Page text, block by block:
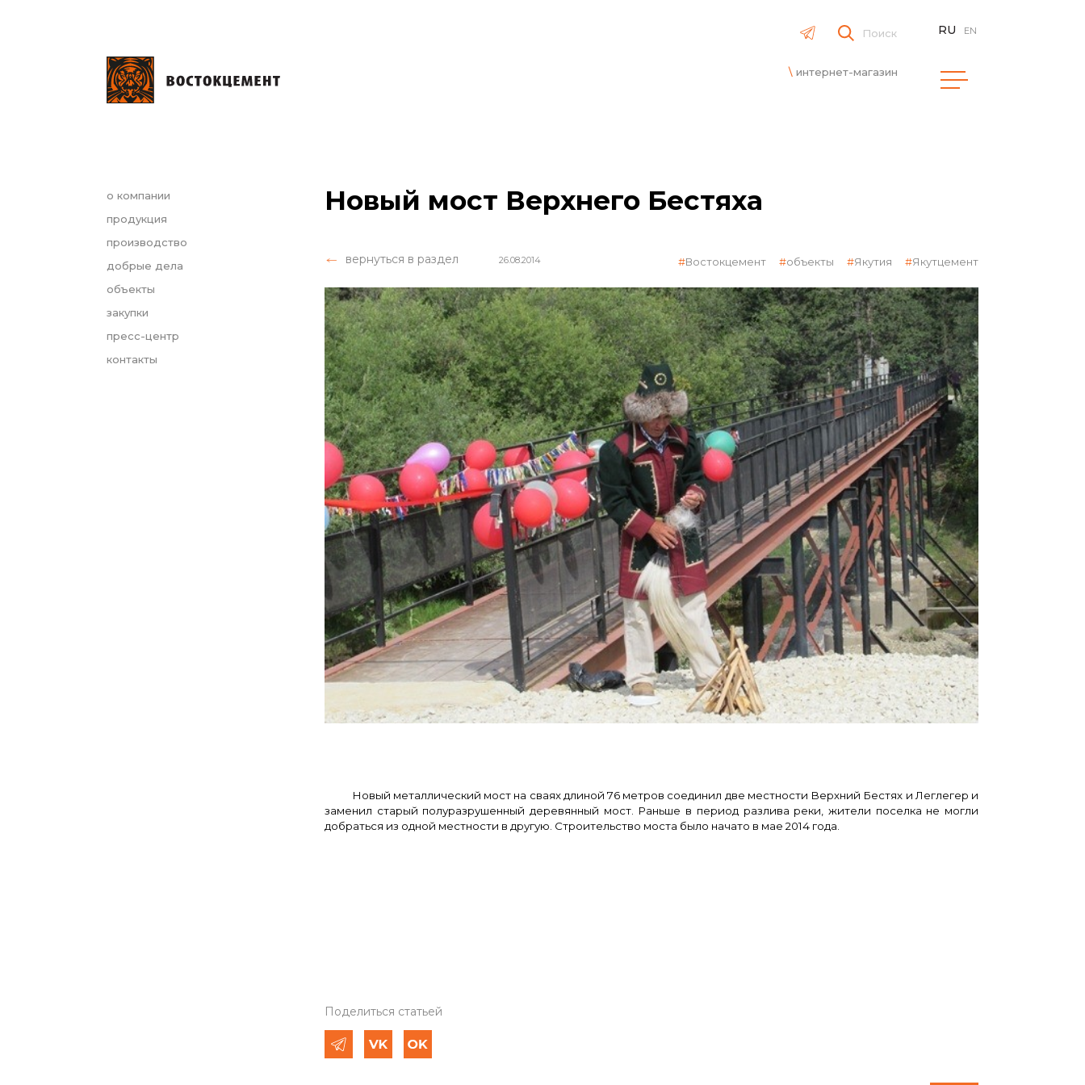
Поиск
интернет-магазин
RU EN
о компании
продукция
производство
добрые дела
объекты
закупки
пресс-центр
контакты
Новый мост Верхнего Бестяха
вернуться в раздел 26.08.2014 Востокцемент объекты Якутия Якутцемент
Новый металлический мост на сваях длиной 76 метров соединил две местности Верхний Бестях и Леглегер и
заменил старый полуразрушенный деревянный мост. Раньше в период разлива реки, жители поселка не могли
добраться из одной местности в другую. Строительство моста было начато в мае 2014 года.
Поделиться статьей